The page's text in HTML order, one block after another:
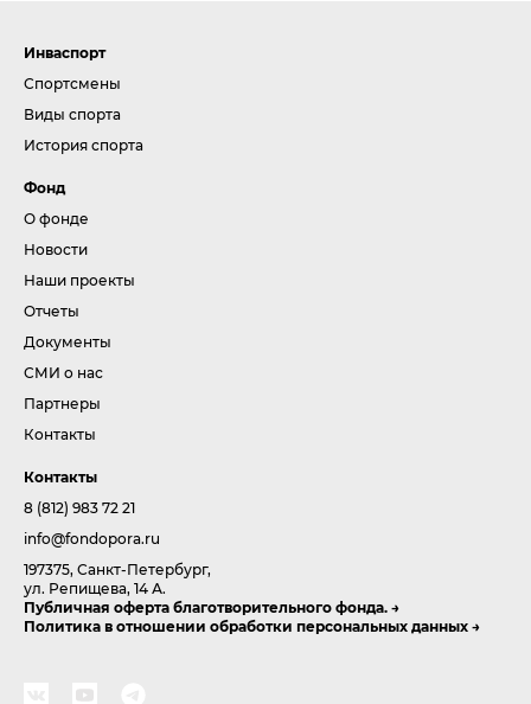
Инваспорт
Спортсмены
Виды спорта
История спорта
Фонд
О фонде
Новости
Наши проекты
Отчеты
Документы
СМИ о нас
Партнеры
Контакты
Контакты
8 (812) 983 72 21
info@fondopora.ru
197375, Санкт-Петербург,
ул. Репищева, 14 А.
Публичная оферта благотворительного фонда.
Политика в отношении обработки персональных данных